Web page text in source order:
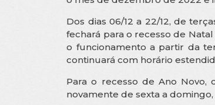
Dos dias 06/12 a 22/12, de
fechará para o recesso de
o funcionamento a partir da
continuará com horário
Para o recesso de Ano Novo,
novamente de sexta a